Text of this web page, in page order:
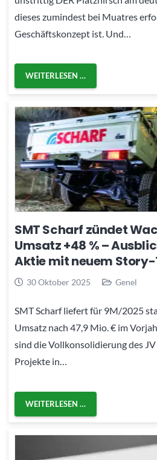
dieses zumindest bei Muatres
Geschäftskonzept ist. Und…
WEITERLESEN …
SMT Scharf zündet
Umsatz +48 % –
Aktie mit neuem
30 Oktober 2025 Genel
SMT Scharf liefert für 9M/2025
Umsatz nach 47,9 Mio. € im
sind die Vollkonsolidierung des
Projekte in…
WEITERLESEN …